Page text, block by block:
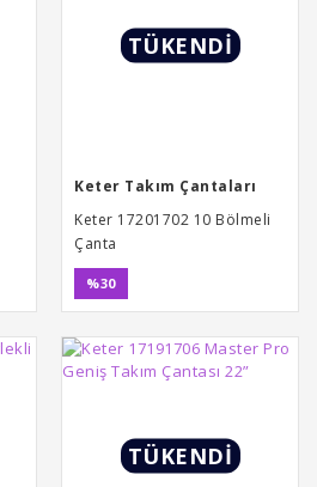
TÜKENDİ
Keter Takım Çantaları
Keter 17201702 10 Bölmeli
Çanta
%30
TÜKENDİ